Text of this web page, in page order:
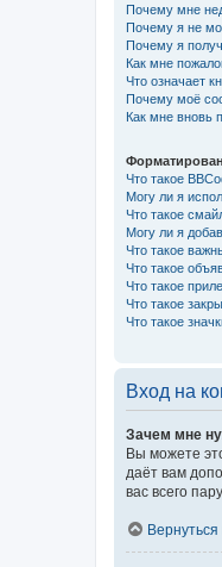
Почему мне
Почему я не
Почему я
Как мне
Что означает
Почему моё
Как мне вновь
Что такое
Могу ли я
Что такое
Могу ли я
Что такое
Что такое
Что такое
Что такое
Что такое
Вход на
Зачем мне
Вы можете
даёт вам
вас всего
Вернуться